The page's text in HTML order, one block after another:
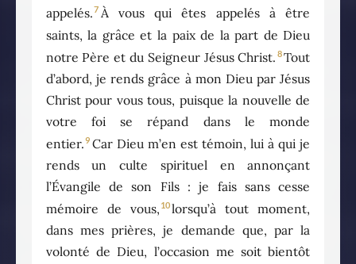
appelés.7 À vous qui êtes appelés à être
saints, la grâce et la paix de la part de Dieu
notre Père et du Seigneur Jésus Christ. 8Tout
d’abord, je rends grâce à mon Dieu par Jésus
Christ pour vous tous, puisque la nouvelle de
votre foi se répand dans le monde
entier.9 Car Dieu m’en est témoin, lui à qui je
rends un culte spirituel en annonçant
l’Évangile de son Fils : je fais sans cesse
mémoire de vous, 10lorsqu’à tout moment,
dans mes prières, je demande que, par la
volonté de Dieu, l’occasion me soit bientôt